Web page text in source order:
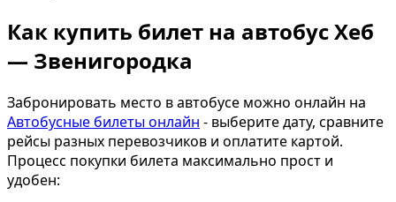
Как купить билет на автобус Хеб
— Звенигородка
Забронировать место в автобусе можно онлайн на
Автобусные билеты онлайн - выберите дату, сравните
рейсы разных перевозчиков и оплатите картой.
Процесс покупки билета максимально прост и
удобен: